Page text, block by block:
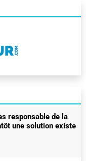
responsable de la
une solution existe